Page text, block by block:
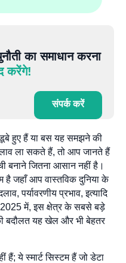
का समाधान करना
करेंगे!
संपर्क करें
डूबे हुए हैं या बस यह समझने की
ला सकते हैं, तो आप जानते हैं
बनाने जितना आसान नहीं है।
जहाँ आप वास्तविक दुनिया के
पर्यावरणीय प्रभाव, इत्यादि
में, इस क्षेत्र के सबसे बड़े
बदौलत यह खेल और भी बेहतर
हैं; ये स्मार्ट सिस्टम हैं जो डेटा